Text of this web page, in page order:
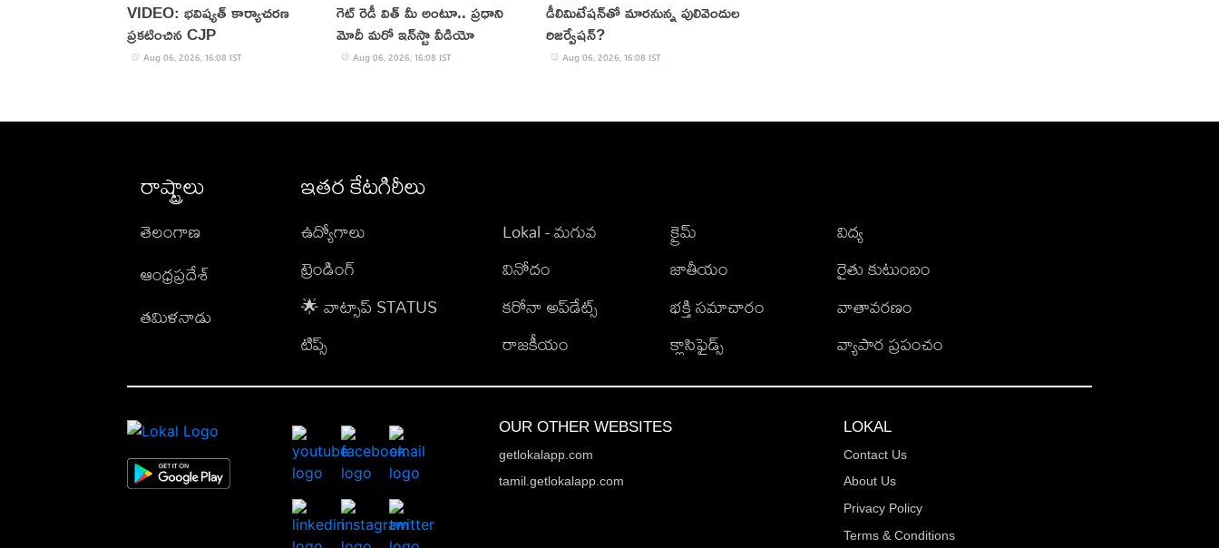
VIDEO: భవిష్యత్ కార్యాచరణ
ప్రకటించిన CJP
Aug 06, 2026, 16:08 IST
గెట్ రెడీ విత్ మీ అంటూ.. ప్రధాని
మోదీ మరో ఇన్‌స్టా వీడియో
Aug 06, 2026, 16:08 IST
డీలిమిటేషన్‌తో మారనున్న పులివెందుల
రిజర్వేషన్?
Aug 06, 2026, 16:08 IST
రాష్ట్రాలు
తెలంగాణ
ఆంధ్రప్రదేశ్
తమిళనాడు
ఇతర కేటగిరీలు
ఉద్యోగాలు
ట్రెండింగ్
🌟 వాట్సాప్ STATUS
టిప్స్
Lokal - మగువ
వినోదం
కరోనా అప్‌డేట్స్
రాజకీయం
క్రైమ్
జాతీయం
భక్తి సమాచారం
క్లాసిఫైడ్స్
విద్య
రైతు కుటుంబం
వాతావరణం
వ్యాపార ప్రపంచం
OUR OTHER WEBSITES
getlokalapp.com
tamil.getlokalapp.com
LOKAL
Contact Us
About Us
Privacy Policy
Terms & Conditions